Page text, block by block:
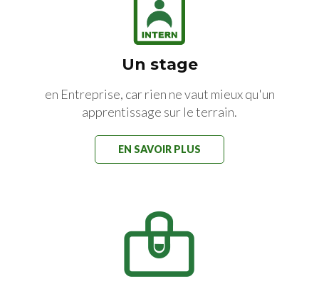
Un stage
en Entreprise, car rien ne vaut mieux qu'un
apprentissage sur le terrain.
EN SAVOIR PLUS